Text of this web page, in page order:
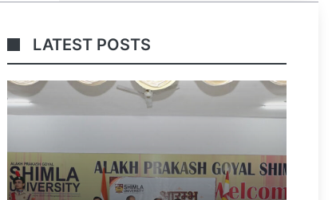
LATEST POSTS